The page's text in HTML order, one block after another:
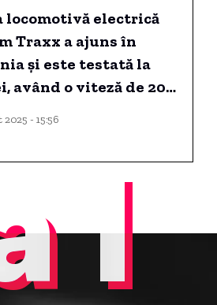
locomotivă electrică
Traxx a ajuns în
și este testată la
având o viteză de 200
vagoane.
2025 - 15:56